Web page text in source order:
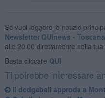
Se vuoi leggere le notizie
Newsletter QUInews -
alle 20:00 direttamente nella tua
Basta cliccare QUI
Ti potrebbe interessare
Il dodgeball approda a